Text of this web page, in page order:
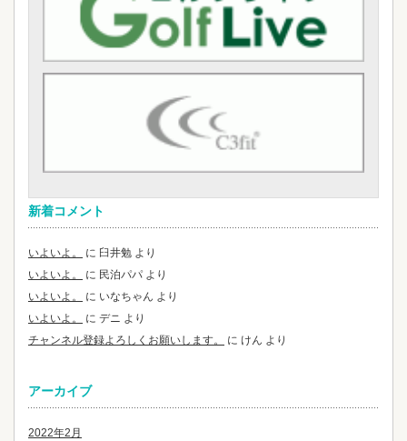
新着コメント
いよいよ。 に 臼井勉 より
いよいよ。
に 民泊パパ より
いよいよ。
に いなちゃん より
いよいよ。
に デニ より
チャンネル登録よろしくお願いします。
に けん より
アーカイブ
2022年2月